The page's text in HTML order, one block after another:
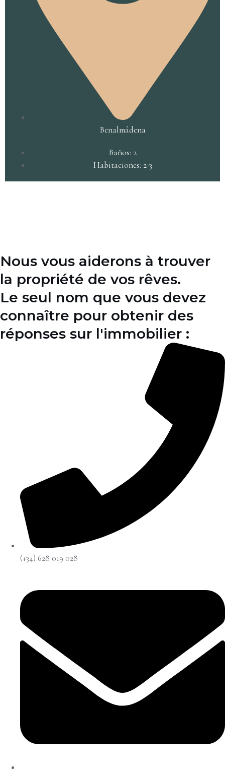
Benalmádena
Baños: 2
Habitaciones: 2-3
Nous vous aiderons à trouver
la propriété de vos rêves.
Le seul nom que vous devez
connaître pour obtenir des
réponses sur l'immobilier :
(+34) 628 019 028